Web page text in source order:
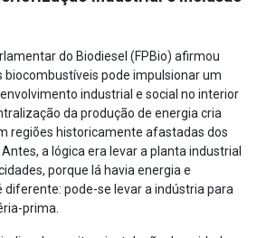
do Biodiesel (FPBio) afirmou
biocombustíveis pode impulsionar um
industrial e social no interior
da produção de energia cria
regiões historicamente afastadas dos
a lógica era levar a planta industrial
porque lá havia energia e
diferente: pode-se levar a indústria para
prima.